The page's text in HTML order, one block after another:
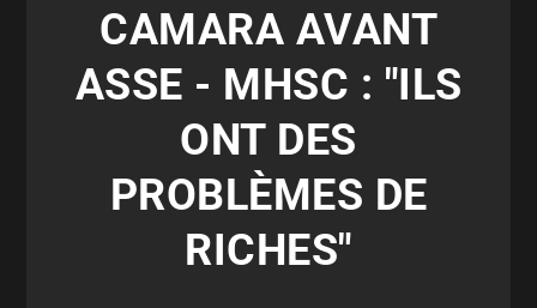
CAMARA AVANT
ASSE - MHSC : "ILS
ONT DES
PROBLÈMES DE
RICHES"